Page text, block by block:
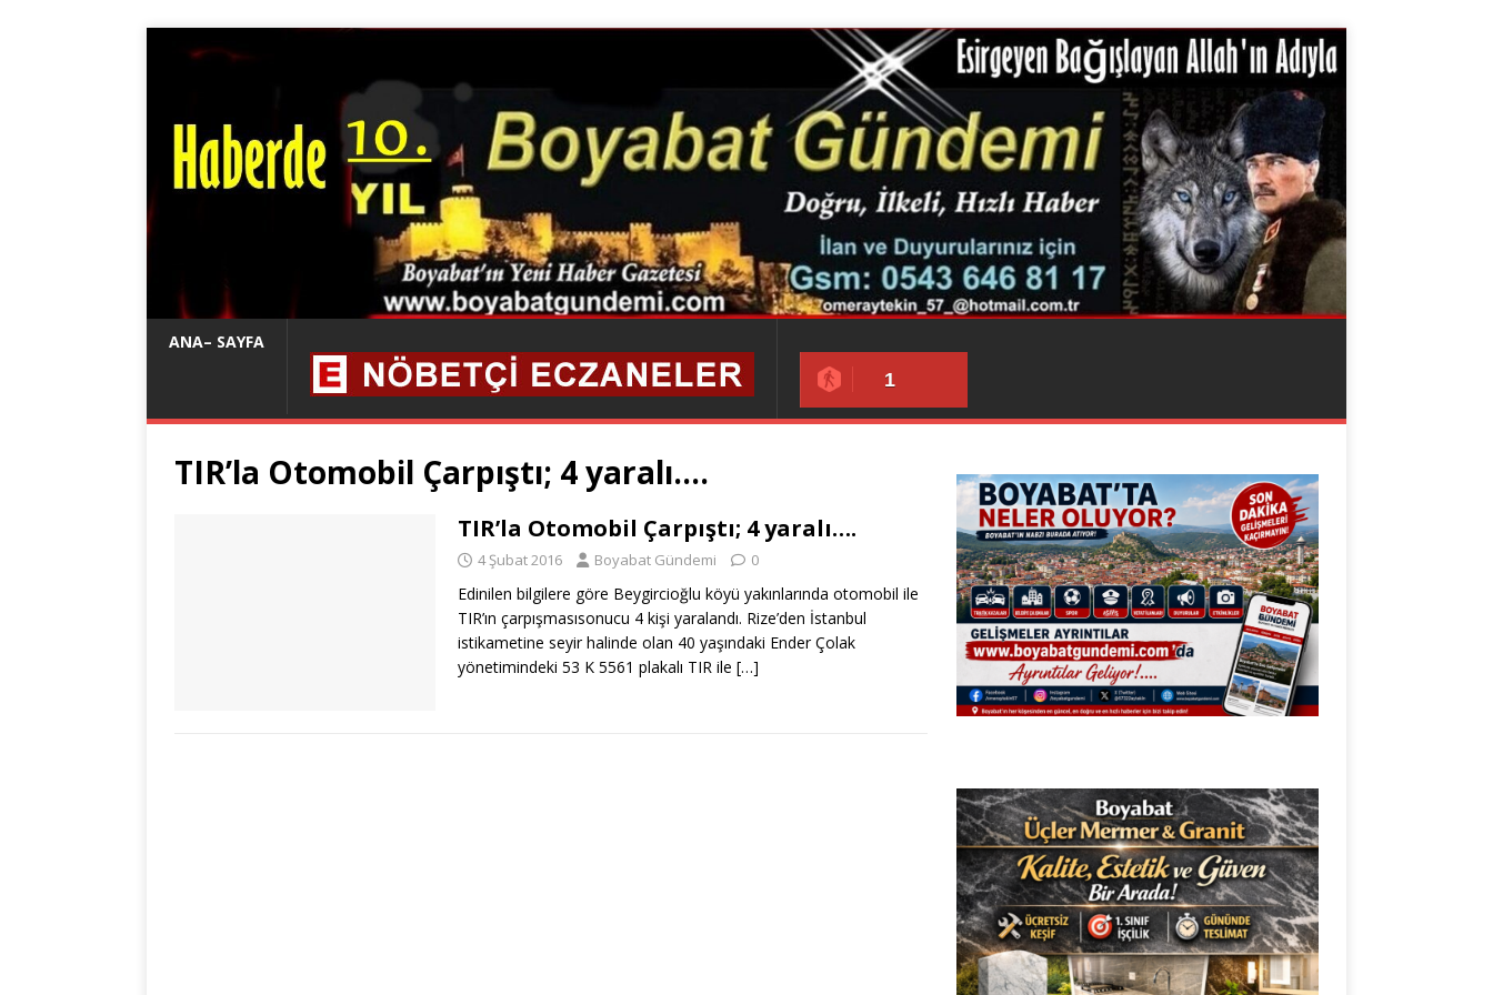
ANA– SAYFA
1
TIR’la Otomobil Çarpıştı; 4 yaralı….
TIR’la Otomobil Çarpıştı; 4 yaralı….
4 Şubat 2016 Boyabat Gündemi 0
Edinilen bilgilere göre Beygircioğlu köyü yakınlarında otomobil ile
TIR’ın çarpışmasısonucu 4 kişi yaralandı. Rize’den İstanbul
istikametine seyir halinde olan 40 yaşındaki Ender Çolak
yönetimindeki 53 K 5561 plakalı TIR ile […]